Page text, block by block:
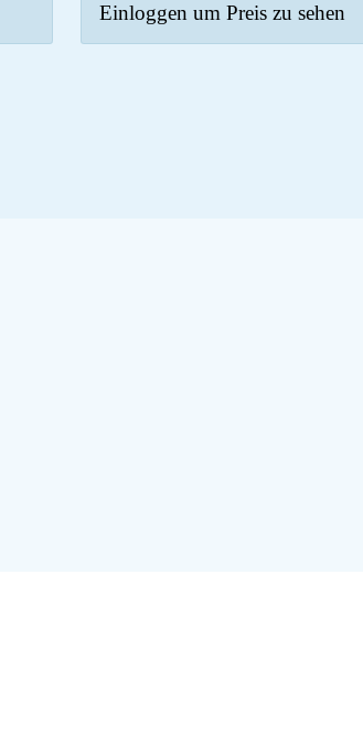
Einloggen um Preis zu sehen